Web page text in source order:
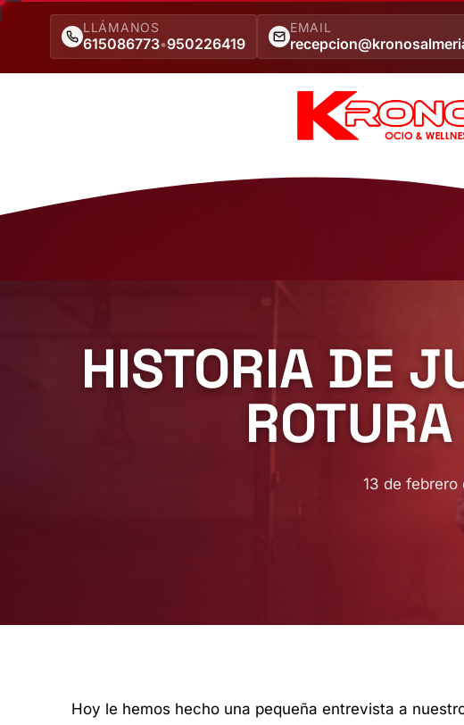
LLÁMANOS
615086773•950226419
EMAIL
HISTORIA DE
13 de febrero
Hoy le hemos hecho una pequeña entrevista a